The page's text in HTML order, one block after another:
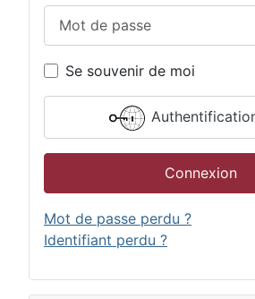
Se souvenir de moi
Connexion
Mot de passe perdu ?
Identifiant perdu ?